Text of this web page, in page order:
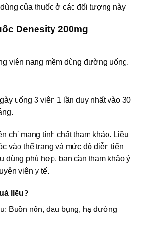
của thuốc ở các đối tượng này.
Denesity 200mg
viên nang mềm dùng đường uống.
uống 3 viên 1 lần duy nhất vào 30
chỉ mang tính chất tham khảo. Liều
vào thể trạng và mức độ diễn tiến
dùng phù hợp, bạn cần tham khảo ý
viên y tế.
liều?
Buồn nôn, đau bụng, hạ đường